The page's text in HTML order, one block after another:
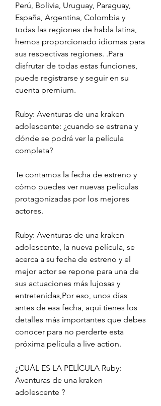
Perú, Bolivia, Uruguay, Paraguay,
España, Argentina, Colombia y
todas las regiones de habla latina,
hemos proporcionado idiomas para
sus respectivas regiones. .Para
disfrutar de todas estas funciones,
puede registrarse y seguir en su
cuenta premium.
Ruby: Aventuras de una kraken
adolescente: ¿cuando se estrena y
dónde se podrá ver la película
completa?
Te contamos la fecha de estreno y
cómo puedes ver nuevas películas
protagonizadas por los mejores
actores.
Ruby: Aventuras de una kraken
adolescente, la nueva película, se
acerca a su fecha de estreno y el
mejor actor se repone para una de
sus actuaciones más lujosas y
entretenidas,Por eso, unos días
antes de esa fecha, aquí tienes los
detalles más importantes que debes
conocer para no perderte esta
próxima película a live action.
¿CUÁL ES LA PELÍCULA Ruby:
Aventuras de una kraken
adolescente ?